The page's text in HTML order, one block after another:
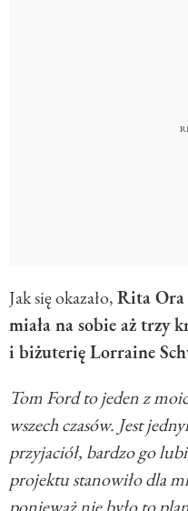
Jak się okazało,Rita
miała na sobie aż trzy
i biżuterię Lorraine
Tom Ford to jeden z
wszech czasów. Jest
przyjaciół, bardzo go
projektu stanowiło dla